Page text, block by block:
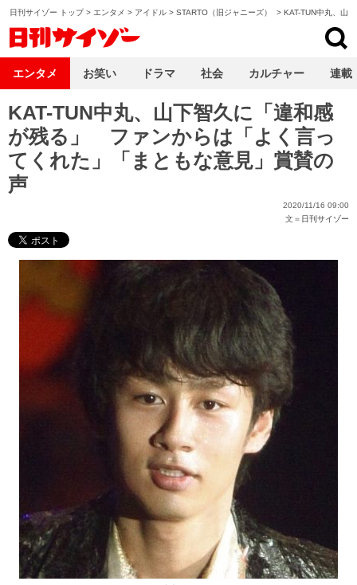
日刊サイゾー トップ> エンタメ > アイドル > STARTO（旧ジャニーズ） > KAT-TUN中丸、山
KAT-TUN中丸、山下智久に「違和感
が残る」 ファンからは「よく言っ
てくれた」「まともな意見」賞賛の
声
2020/11/16 09:00
文＝ 日刊サイゾー
エンタメ お笑い ドラマ 社会 カルチャー 連載